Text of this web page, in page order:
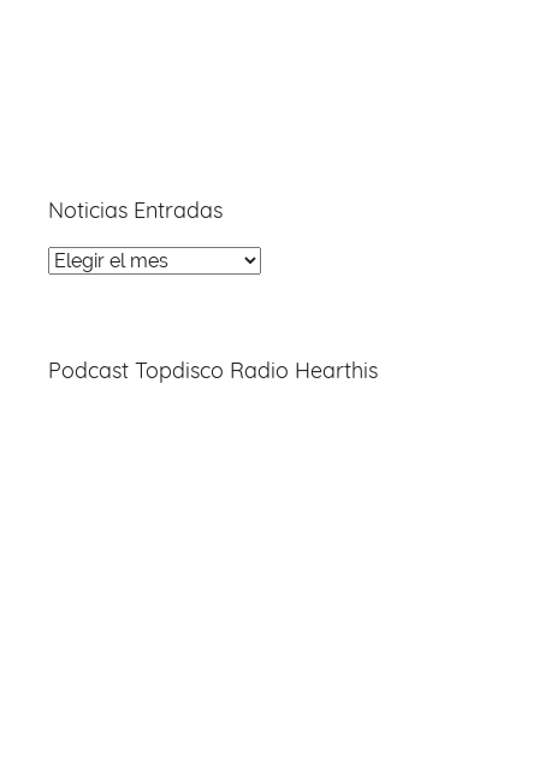
Noticias Entradas
Noticias
Podcast Topdisco Radio Hearthis